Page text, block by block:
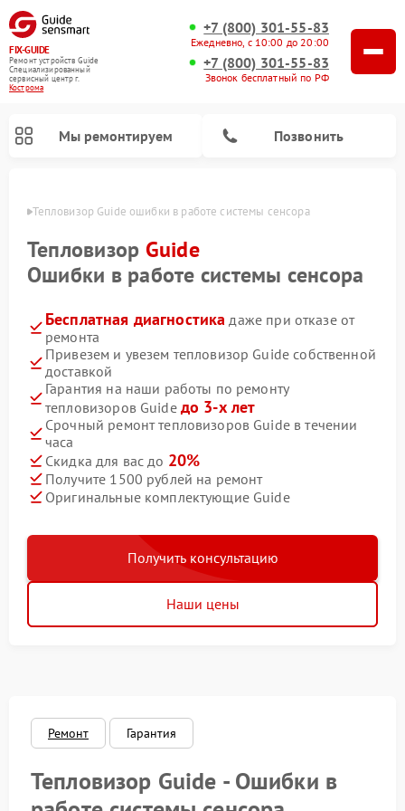
FIX-GUIDE
Ремонт устройств Guide
Специализированный
cервисный центр г.
Кострома
+7 (800) 301-55-83
Ежедневно, с 10:00 до 20:00
+7 (800) 301-55-83
Звонок бесплатный по РФ
Мы ремонтируем Позвонить
Тепловизор Guide ошибки в работе системы сенсора
Тепловизор Guide
Ошибки в работе системы сенсора
Бесплатная диагностика даже при отказе от
ремонта
Привезем и увезем тепловизор Guide собственной
доставкой
Гарантия на наши работы по ремонту
тепловизоров Guide до 3-х лет
Срочный ремонт тепловизоров Guide в течении
часа
Скидка для вас до 20%
Получите 1500 рублей на ремонт
Оригинальные комплектующие Guide
Получить консультацию
Наши цены
Ремонт Гарантия
Тепловизор Guide - Ошибки в